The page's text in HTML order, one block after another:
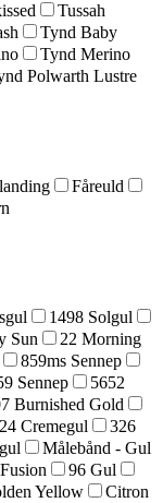
Tussah
Tynd Baby
Tynd Merino
Polwarth Lustre
Fåreuld
1498 Solgul
Sun
22 Morning
859ms Sennep
Sennep
5652
Burnished Gold
Cremegul
326
Målebånd - Gul
96 Gul
Yellow
Citron